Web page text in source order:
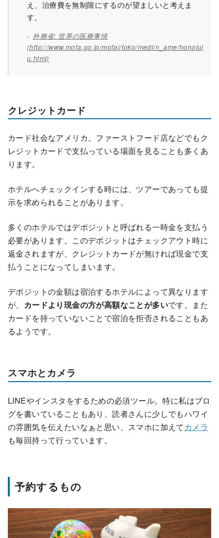
え、 治療費を無制限にするのが望ましいと考えま
す。
外務省: 世界の医療事情
(http://www.mofa.go.jp/mofaj/toko/medi/n_ame/honolul
u.html)
クレジットカード
カード社会なアメリカ。ファーストフード店などでもク
レジットカードで支払っている場面を見ることも多くあ
ります。
ホテルへチェックインする時には、ツアーであっても提
示を求められることがあります。
多くのホテルではデポジットと呼ばれる一時金を支払う
必要があります。このデポジットはチェックアウト時に
返金されますが、クレジットカードが無ければ現金で支
払うことになってしまいます。
デポジットの金額は宿泊するホテルによって異なります
が、 カードより現金の方が高額なことが多いです。また
カードを持っていないことで宿泊を拒否されることもあ
るようです。
スマホとカメラ
LINEやインスタをするための必須ツール。特に私はブロ
グを書いていることもあり、読者さんに少しでもハワイ
の雰囲気を伝えたいなぁと思い、スマホに加えて カメラ
も毎回持って行っています。
予約するもの